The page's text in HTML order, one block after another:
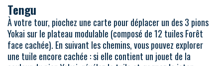
Tengu
À votre tour, piochez une carte pour déplacer un des 3 pions
Yokai sur le plateau modulable (composé de 12 tuiles Forêt
face cachée). En suivant les chemins, vous pouvez explorer
une tuile encore cachée : si elle contient un jouet de la